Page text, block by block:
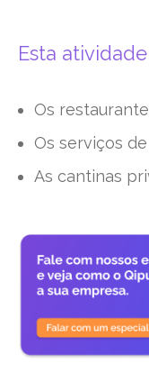
Esta
Os
Os serviços
As cantinas